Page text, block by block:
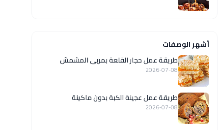
أشهر الوصفات
طريقة عمل حجار القلعة بمربى المشمش
2026-07-08
طريقة عمل عجينة الكبة بدون ماكينة
2026-07-08